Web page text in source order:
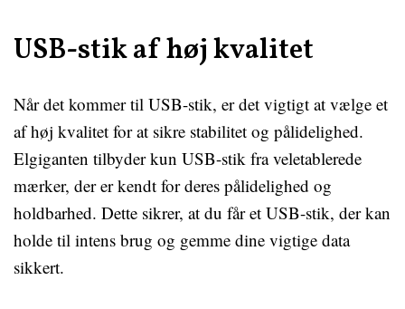
USB-stik af høj kvalitet
Når det kommer til USB-stik, er det vigtigt at vælge et
af høj kvalitet for at sikre stabilitet og pålidelighed.
Elgiganten tilbyder kun USB-stik fra veletablerede
mærker, der er kendt for deres pålidelighed og
holdbarhed. Dette sikrer, at du får et USB-stik, der kan
holde til intens brug og gemme dine vigtige data
sikkert.